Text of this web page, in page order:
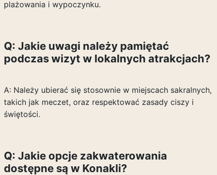
plażowania i wypoczynku.
Q: Jakie uwagi należy pamiętać
podczas wizyt w lokalnych atrakcjach?
A: Należy ubierać się stosownie w miejscach sakralnych,
takich jak meczet, oraz respektować zasady ciszy i
świętości.
Q: Jakie opcje zakwaterowania
dostępne są w Konakli?